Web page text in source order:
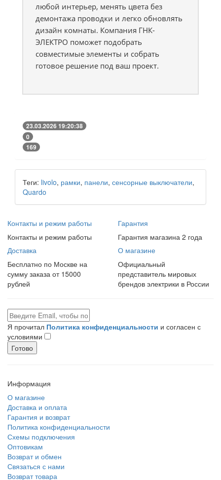
любой интерьер, менять цвета без
демонтажа проводки и легко обновлять
дизайн комнаты. Компания ГНК-
ЭЛЕКТРО поможет подобрать
совместимые элементы и собрать
готовое решение под ваш проект.
23.03.2026 19:20:38
0
169
Теги: livolo, рамки, панели, сенсорные выключатели,
Quardo
Контакты и режим работы
Контакты и режим работы
Гарантия
Гарантия магазина 2 года
Доставка
Бесплатно по Москве на
сумму заказа от 15000
рублей
О магазине
Официальный
представитель мировых
брендов электрики в России
Я прочитал Политика конфиденциальности и согласен с
условиями
Готово
Информация
О магазине
Доставка и оплата
Гарантия и возврат
Политика конфиденциальности
Схемы подключения
Оптовикам
Возврат и обмен
Связаться с нами
Возврат товара